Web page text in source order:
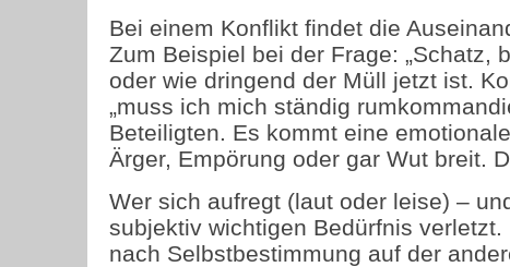
Bei einem Konflikt findet die
Zum Beispiel bei der Frage: „Schatz,
oder wie dringend der Müll jetzt ist.
„muss ich mich ständig
Beteiligten. Es kommt eine
Ärger, Empörung oder gar Wut breit.
Wer sich aufregt (laut oder leise) –
subjektiv wichtigen Bedürfnis
nach Selbstbestimmung auf der